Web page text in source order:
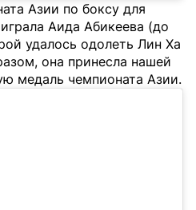
Азии по боксу для
Аида Абикеева (до
удалось одолеть Лин Ха
она принесла нашей
медаль чемпионата Азии.